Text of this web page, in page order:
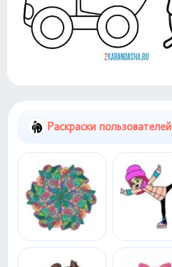
Раскраски пользователей